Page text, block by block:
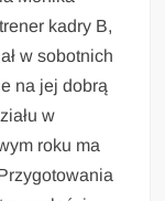
kadry B,
w sobotnich
na jej dobrą
w
roku ma